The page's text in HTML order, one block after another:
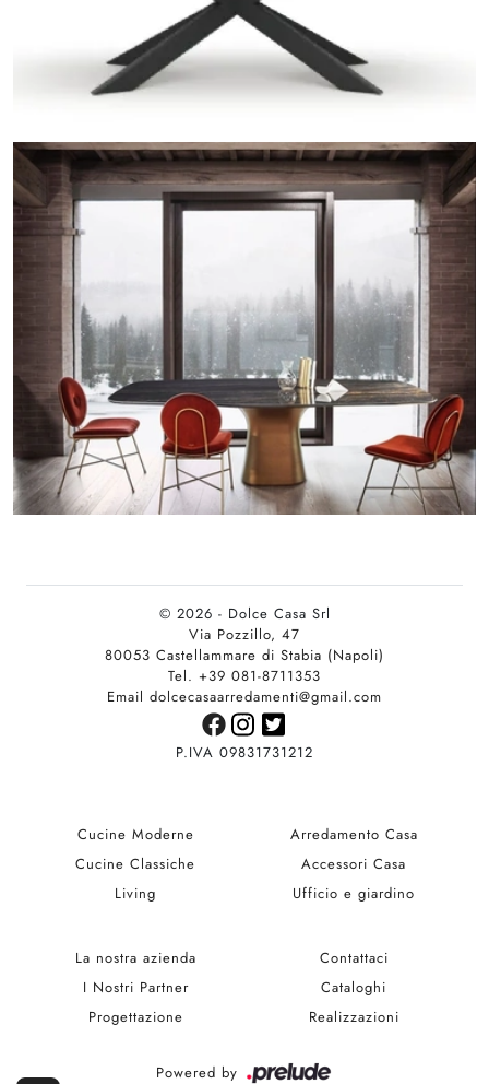
© 2026 - Dolce Casa Srl
Via Pozzillo, 47
80053 Castellammare di Stabia (Napoli)
Tel. +39 081-8711353
Email dolcecasaarredamenti@gmail.com
P.IVA 09831731212
Cucine Moderne
Cucine Classiche
Living
Arredamento Casa
Accessori Casa
Ufficio e giardino
La nostra azienda
I Nostri Partner
Progettazione
Contattaci
Cataloghi
Realizzazioni
Powered by